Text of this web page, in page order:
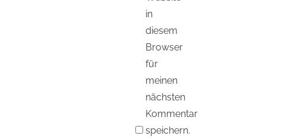
in
diesem
Browser
für
meinen
nächsten
Kommentar
speichern.